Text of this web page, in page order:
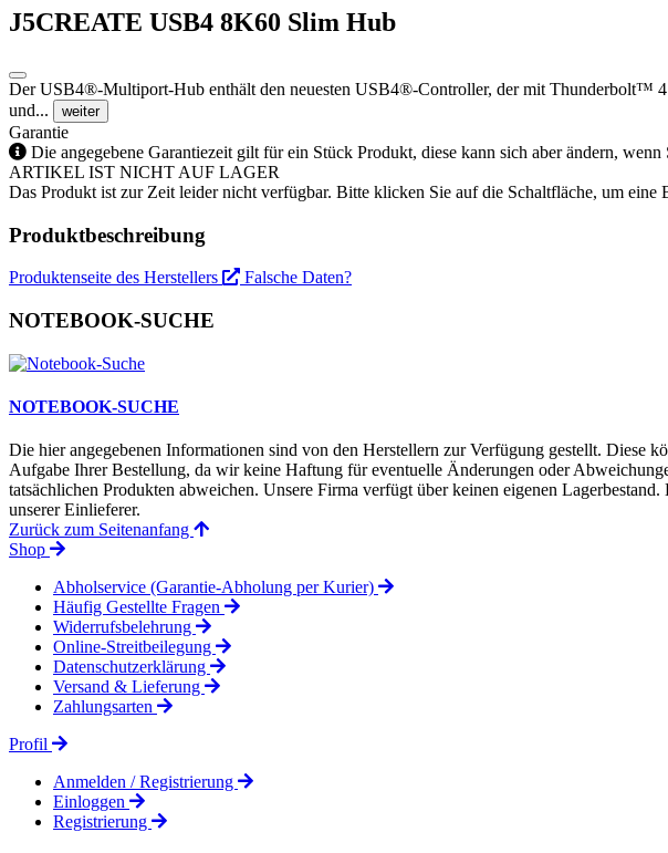
J5CREATE USB4 8K60 Slim Hub
Der USB4®-Multiport-Hub enthält den neuesten USB4®-Controller, der mit Thunderbolt™
und...
weiter
Garantie
Die angegebene Garantiezeit gilt für ein Stück Produkt, diese kann sich aber ändern, wenn
ARTIKEL IST NICHT AUF LAGER
Das Produkt ist zur Zeit leider nicht verfügbar. Bitte klicken Sie auf die Schaltfläche, um
Produktbeschreibung
Produktenseite des Herstellers Falsche Daten?
NOTEBOOK-SUCHE
NOTEBOOK-SUCHE
Die hier angegebenen Informationen sind von den Herstellern zur Verfügung gestellt. Diese
Aufgabe Ihrer Bestellung, da wir keine Haftung für eventuelle Änderungen oder
tatsächlichen Produkten abweichen. Unsere Firma verfügt über keinen eigenen
unserer Einlieferer.
Zurück zum Seitenanfang
Shop
Abholservice (Garantie-Abholung per Kurier)
Häufig Gestellte Fragen
Widerrufsbelehrung
Online-Streitbeilegung
Datenschutzerklärung
Versand & Lieferung
Zahlungsarten
Profil
Anmelden / Registrierung
Einloggen
Registrierung